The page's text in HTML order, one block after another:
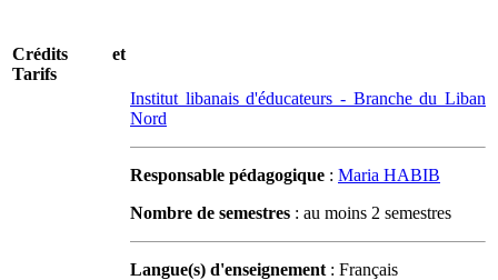
Crédits et
Tarifs
Institut libanais d'éducateurs - Branche du Liban
Nord
Responsable pédagogique : Maria HABIB
Nombre de semestres : au moins 2 semestres
Langue(s) d'enseignement: Français